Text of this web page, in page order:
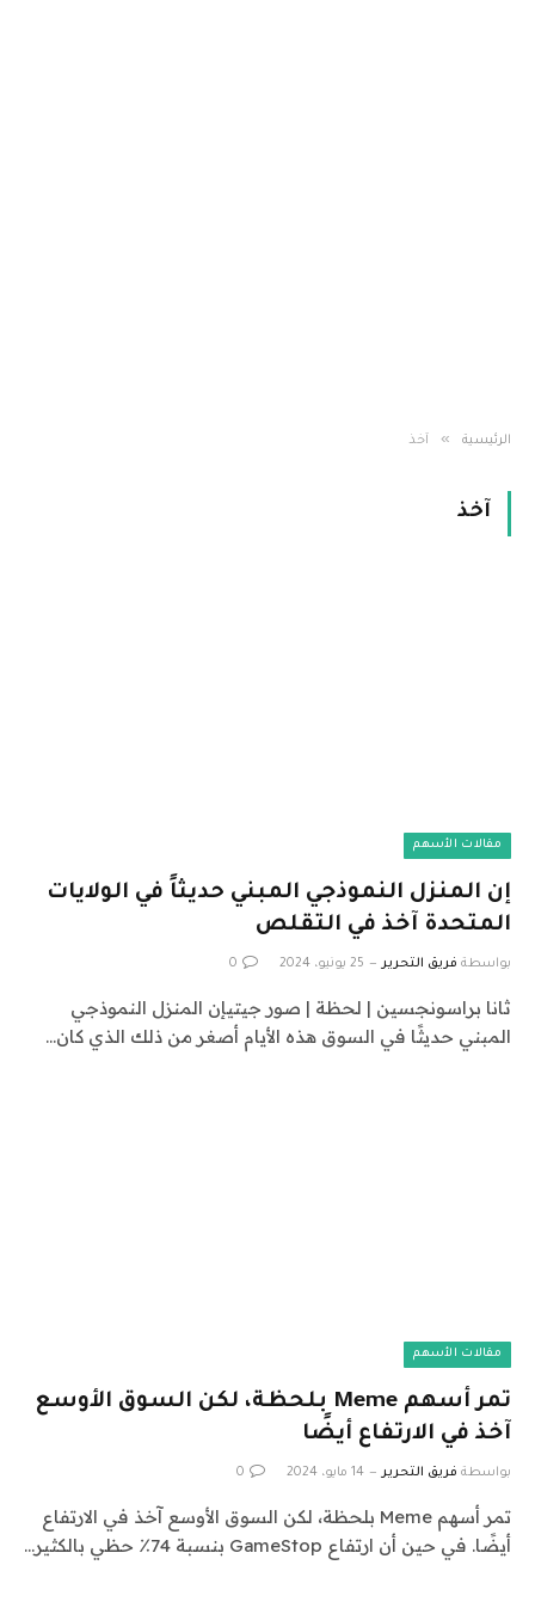
الرئيسية » آخذ
آخذ
مقالات الأسهم
إن المنزل النموذجي المبني حديثاً في الولايات
المتحدة آخذ في التقلص
بواسطة فريق التحرير 25 يونيو، 2024 0
ثانا براسونجسين | لحظة | صور جيتيإن المنزل النموذجي
المبني حديثًا في السوق هذه الأيام أصغر من ذلك الذي كان…
مقالات الأسهم
تمر أسهم Meme بلحظة، لكن السوق الأوسع
آخذ في الارتفاع أيضًا
بواسطة فريق التحرير 14 مايو، 2024 0
تمر أسهم Meme بلحظة، لكن السوق الأوسع آخذ في الارتفاع
أيضًا. في حين أن ارتفاع GameStop بنسبة 74٪ حظي بالكثير…